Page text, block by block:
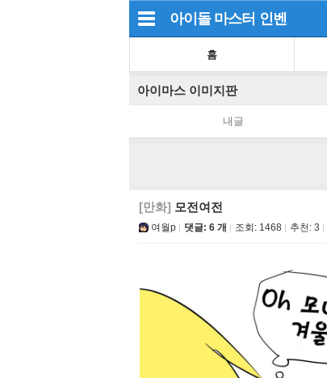
아이돌 마스터 인벤
홈
아이마스 이미지판
내글
[만화] 모전여전
여월p 댓글: 6 개 조회: 1468 추천: 3